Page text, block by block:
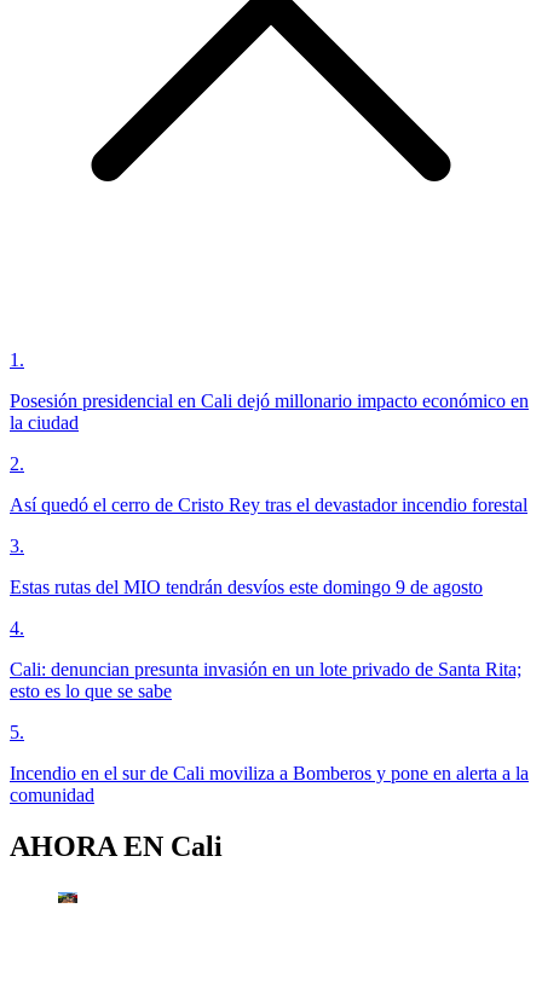
1 .
Posesión presidencial en Cali dejó millonario impacto económico en
la ciudad
2.
Así quedó el cerro de Cristo Rey tras el devastador incendio forestal
3.
Estas rutas del MIO tendrán desvíos este domingo 9 de agosto
4.
Cali: denuncian presunta invasión en un lote privado de Santa Rita;
esto es lo que se sabe
5.
Incendio en el sur de Cali moviliza a Bomberos y pone en alerta a la
comunidad
AHORA EN Cali